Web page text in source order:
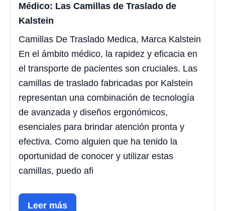
Médico: Las Camillas de Traslado de
Kalstein
Camillas De Traslado Medica, Marca Kalstein
En el ámbito médico, la rapidez y eficacia en
el transporte de pacientes son cruciales. Las
camillas de traslado fabricadas por Kalstein
representan una combinación de tecnología
de avanzada y diseños ergonómicos,
esenciales para brindar atención pronta y
efectiva. Como alguien que ha tenido la
oportunidad de conocer y utilizar estas
camillas, puedo afi
Leer más